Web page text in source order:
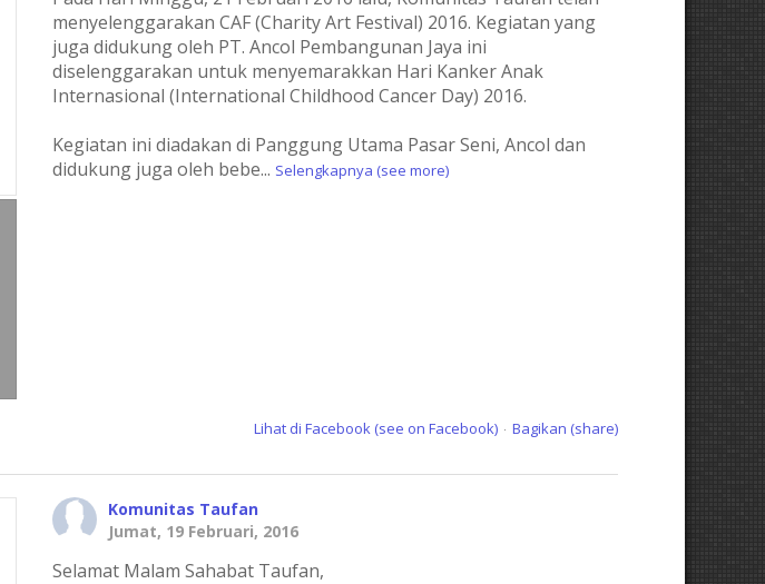
menyelenggarakan CAF (Charity Art Festival) 2016. Kegiatan yang
juga didukung oleh PT. Ancol Pembangunan Jaya ini
diselenggarakan untuk menyemarakkan Hari Kanker Anak
Internasional (International Childhood Cancer Day) 2016.
Kegiatan ini diadakan di Panggung Utama Pasar Seni, Ancol dan
didukung juga oleh bebe... Selengkapnya (see more)
Lihat di Facebook (see on Facebook) · Bagikan (share)
Komunitas Taufan
Jumat, 19 Februari, 2016
Selamat Malam Sahabat Taufan,